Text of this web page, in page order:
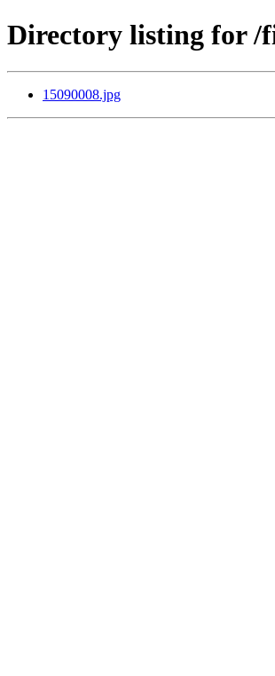
Directory listing for /
15090008.jpg